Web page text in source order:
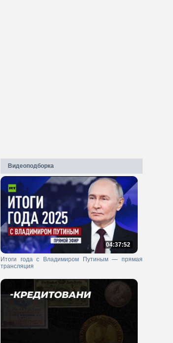
Видеоподборка
04:37:52
Итоги года с Владимиром Путиным — прямая
трансляция